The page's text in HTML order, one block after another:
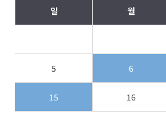
일 월
5 6
15 16